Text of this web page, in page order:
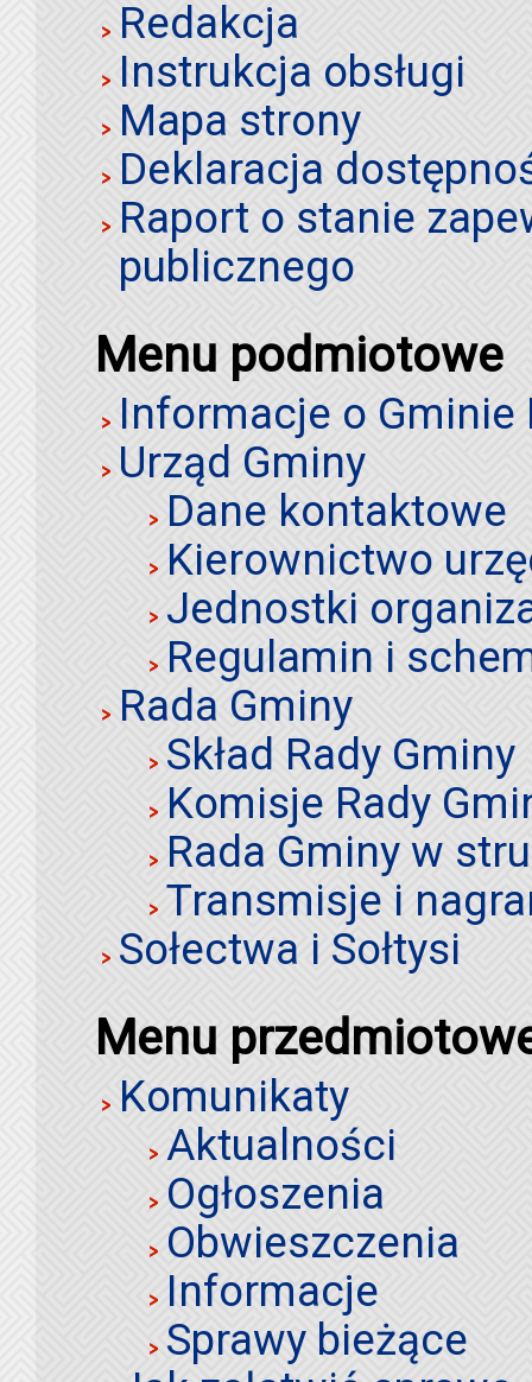
Redakcja
Instrukcja obsługi
Mapa strony
Deklaracja
Raport o stanie
publicznego
Menu podmiotowe
Informacje o Gminie
Urząd Gminy
Dane kontaktowe
Kierownictwo
Jednostki
Regulamin i
Rada Gminy
Skład Rady Gminy
Komisje Rady
Rada Gminy w
Transmisje i
Sołectwa i Sołtysi
Menu
Komunikaty
Aktualności
Ogłoszenia
Obwieszczenia
Informacje
Sprawy bieżące